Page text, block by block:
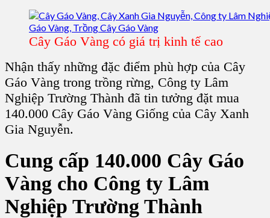
Cây Gáo Vàng có giá trị kinh tế cao
Nhận thấy những đặc điểm phù hợp của Cây
Gáo Vàng trong trồng rừng, Công ty Lâm
Nghiệp Trường Thành đã tin tưởng đặt mua
140.000 Cây Gáo Vàng Giống của Cây Xanh
Gia Nguyễn.
Cung cấp 140.000 Cây Gáo
Vàng cho Công ty Lâm
Nghiệp Trường Thành